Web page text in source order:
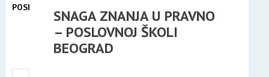
POSETI
SNAGA ZNANJA U PRAVNO
– POSLOVNOJ ŠKOLI
BEOGRAD